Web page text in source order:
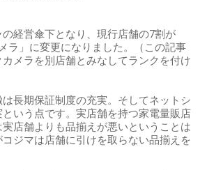
経営傘下となり、現行店舗の7割が
ラ」に変更になりました。（この記事
メラを別店舗とみなしてランクを付け
長期保証制度の充実。そしてネットシ
という点です。実店舗を持つ家電量販店
店舗よりも品揃えが悪いということは
ジマは店舗に引けを取らない品揃えを